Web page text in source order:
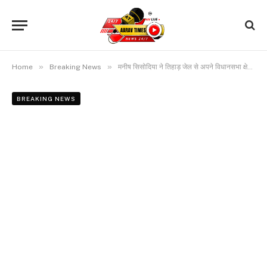
Home » Breaking News » मनीष सिसोदिया ने तिहाड़ जेल से अपने विधानसभा क्षेत्र पटपड़गंज की जनता को लिखा पत्र, कि अरविंद केजरीवाल की तारीफ
BREAKING NEWS